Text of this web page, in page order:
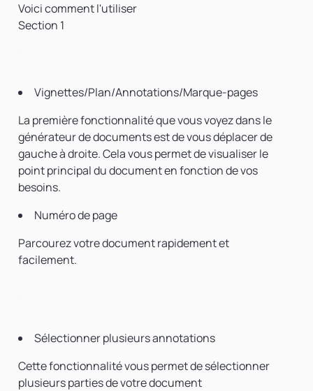
Voici comment l'utiliser
Section 1
Vignettes/Plan/Annotations/Marque-pages
La première fonctionnalité que vous voyez dans le
générateur de documents est de vous déplacer de
gauche à droite. Cela vous permet de visualiser le
point principal du document en fonction de vos
besoins.
Numéro de page
Parcourez votre document rapidement et
facilement.
Sélectionner plusieurs annotations
Cette fonctionnalité vous permet de sélectionner
plusieurs parties de votre document